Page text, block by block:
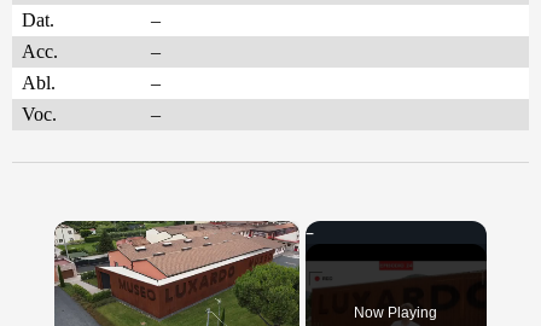
Dat.
–
Acc.
–
Abl.
–
Voc.
–
×
Now Playing